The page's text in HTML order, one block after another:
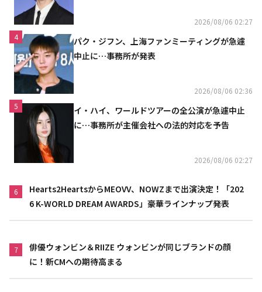
2026/08/06 02:27
4
パク・ジフン、上海ファンミーティングが急遽
中止に…事務所が発表
2026/08/06 02:36
5
イ・ハイ、ワールドツアーの全公演が急遽中止
に…事務所が主催会社への法的対応を予告
2026/08/06 02:27
6
Hearts2HeartsからMEOVV、NOWZまで出演決定！「202
6 K-WORLD DREAM AWARDS」豪華ラインナップ発表
7
俳優ウォンビン＆RIIZE ウォンビンが同じブランドの顔
に！新CMへの期待高まる